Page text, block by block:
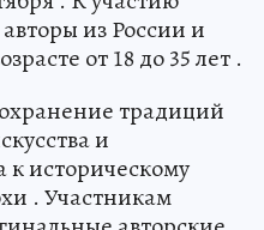
из России и
от 18 до 35 лет .
традиций
и
историческому
. Участникам